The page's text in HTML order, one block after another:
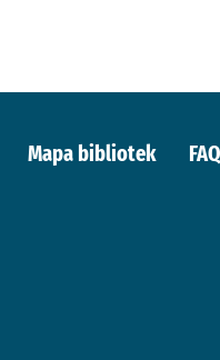
Mapa bibliotek FAQ